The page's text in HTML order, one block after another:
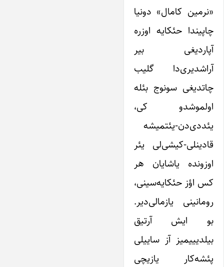
«نرمین کامال» دونیا
چاپیندا حئکایه اوزره
آپاردیغی بیر
آراشدیری‌دا گلیب
چاتدیغی سونوج بئله
اولموشدو کی،
یئددی‌دن-یئتمیشه
قادینلی-کیشی‌لی یئر
اوزونده یاشایان هر
کس اؤز حئکایه‌سینی،
رومانینی یازمالی‌دیر.
بو ایش آرتیق
بیلدیییمیز آز ساییلی
پئشه‌کار یازیچی